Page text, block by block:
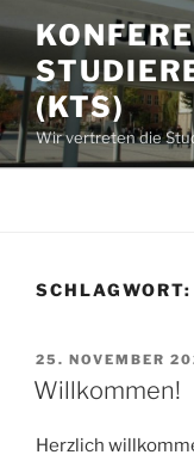
Inhalt
springen
(KTS)
Wir vertreten die
SCHLAGWORT:
VERÖFFENTLICHT
AM
25. NOVEMBER
Willkommen!
Herzlich